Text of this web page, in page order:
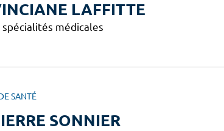
LAFFITTE
médicales
SANTÉ
SONNIER